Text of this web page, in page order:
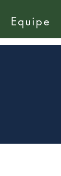
Equipe